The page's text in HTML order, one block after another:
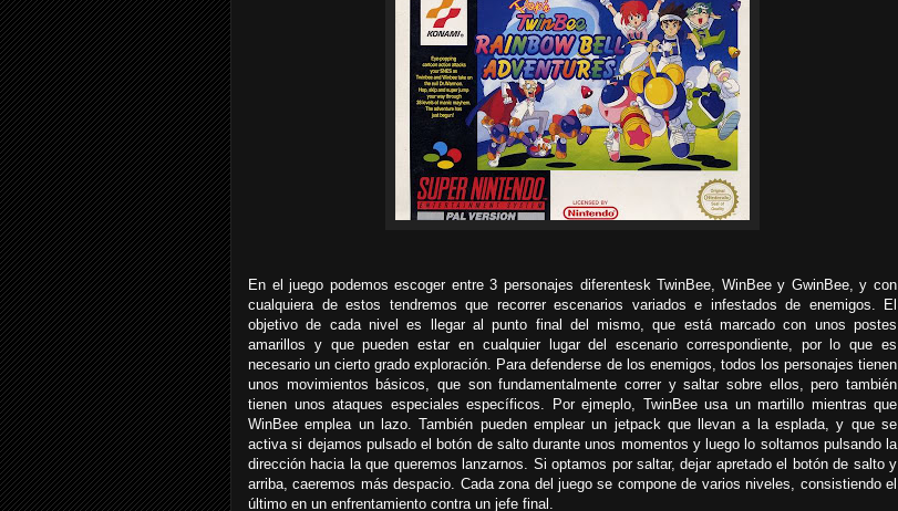
En el juego podemos escoger entre 3 personajes diferentesk TwinBee, WinBee y GwinBee, y con
cualquiera de estos tendremos que recorrer escenarios variados e infestados de enemigos. El
objetivo de cada nivel es llegar al punto final del mismo, que está marcado con unos postes
amarillos y que pueden estar en cualquier lugar del escenario correspondiente, por lo que es
necesario un cierto grado exploración. Para defenderse de los enemigos, todos los personajes tienen
unos movimientos básicos, que son fundamentalmente correr y saltar sobre ellos, pero también
tienen unos ataques especiales específicos. Por ejmeplo, TwinBee usa un martillo mientras que
WinBee emplea un lazo. También pueden emplear un jetpack que llevan a la esplada, y que se
activa si dejamos pulsado el botón de salto durante unos momentos y luego lo soltamos pulsando la
dirección hacia la que queremos lanzarnos. Si optamos por saltar, dejar apretado el botón de salto y
arriba, caeremos más despacio. Cada zona del juego se compone de varios niveles, consistiendo el
último en un enfrentamiento contra un jefe final.